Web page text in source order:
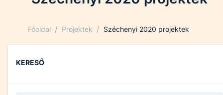
Főoldal / Projektek / Széchenyi 2020 projektek
KERESŐ